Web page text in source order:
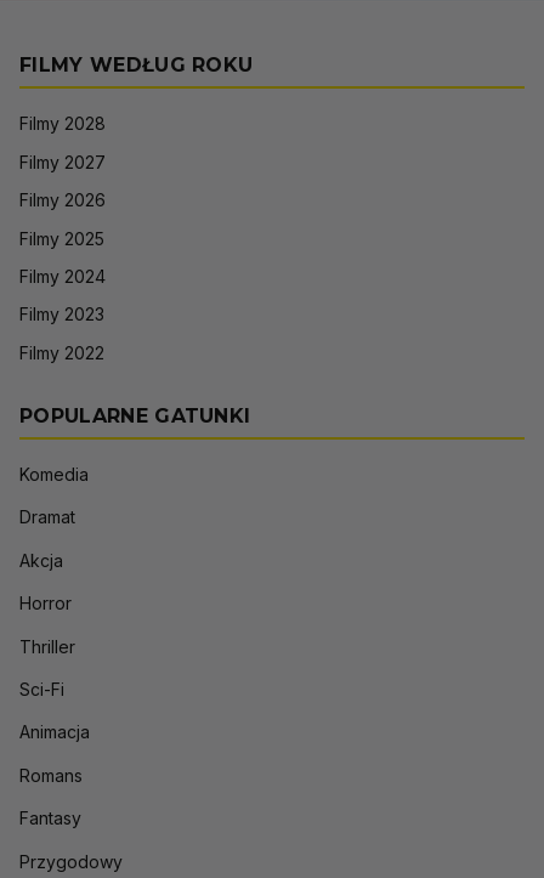
FILMY WEDŁUG ROKU
Filmy 2028
Filmy 2027
Filmy 2026
Filmy 2025
Filmy 2024
Filmy 2023
Filmy 2022
POPULARNE GATUNKI
Komedia
Dramat
Akcja
Horror
Thriller
Sci-Fi
Animacja
Romans
Fantasy
Przygodowy